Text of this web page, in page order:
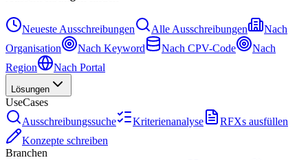
Neueste Ausschreibungen Alle Ausschreibungen
Nach
Organisation
Nach Keyword Nach CPV-Code
Nach
Region
Nach Portal
Lösungen
UseCases
Ausschreibungssuche
Kriterienanalyse
RFXs ausfüllen
Konzepte schreiben
Branchen